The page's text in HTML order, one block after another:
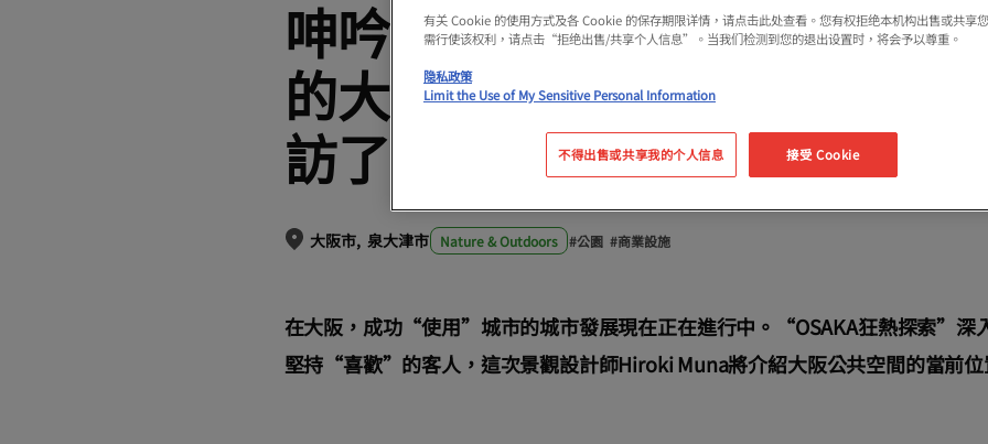
呻吟的公園，禦堂筋的小路...
的大阪公共空間的“品味方法”
訪了城市再生的關鍵人物。
大阪市 泉大津市 Nature & Outdoors #公園 #商業設施
在大阪，成功“使用”城市的城市發展現在正在進行中。“OSAKA狂熱探索”深
堅持“喜歡”的客人，這次景觀設計師Hiroki Muna將介紹大阪公共空間的當前
有关 Cookie 的使用方式及各 Cookie 的保存期限详情，请点击此处查看。您有权拒绝本机构出售或共享
需行使该权利，请点击“拒绝出售/共享个人信息”。当我们检测到您的退出设置时，将会予以尊重。
隐私政策
Limit the Use of My Sensitive Personal Information
不得出售或共享我的个人信息 接受 Cookie